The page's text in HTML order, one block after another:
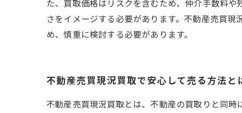
た、買取価格はリスクを含むため、仲介手数料
さをイメージする必要があります。不動産売買
め、慎重に検討する必要があります。
不動産売買現況買取で安心して売る方法と
不動産売買現況買取とは、不動産の買取りと同